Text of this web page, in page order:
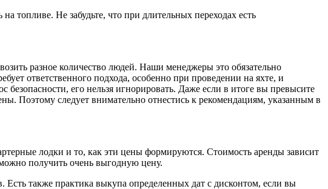
топливе. Не забудьте, что при длительных переходах есть
разное количество людей. Наши менеджеры это обязательно
ответственного подхода, особенно при проведении на яхте, и
безопасности, его нельзя игнорировать. Даже если в итоге вы превысите
Поэтому следует внимательно отнестись к рекомендациям, указанным в
лодки и то, как эти цены формируются. Стоимость аренды зависит
можно получить очень выгодную цену.
Есть также практика выкупа определенных дат с дисконтом, если вы